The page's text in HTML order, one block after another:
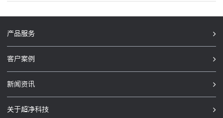
产品服务
客户案例
新闻资讯
关于超净科技